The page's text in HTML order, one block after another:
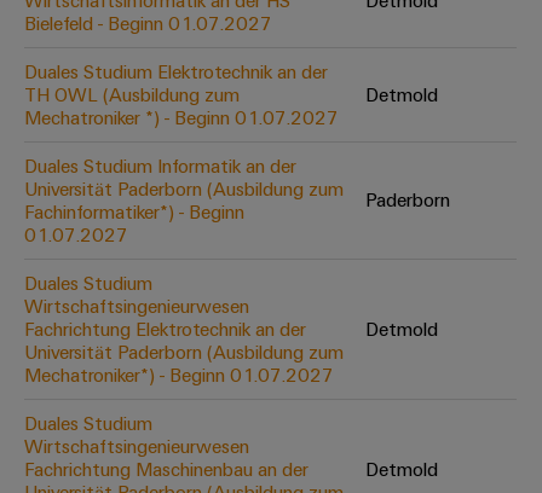
Abwasseraufbereitung
für
die
Wasser-
Abwasserindustrie
Wasserstoff
Wasserstoff
Schlüsseltechnologie
für
die
Energiewende
Effizienter
Betrieb
von
Werkzeuge
Automaten
Software
Markierer
Industriedrucker
Cabinet
Infrastructure
Assemblierungsservice
Bestückte
Bielefeld - Beginn 01.07.2027
Duales Studium Elektrotechnik an der
TH OWL (Ausbildung zum
Mechatroniker *) - Beginn 01.07.2027
Detmold
Duales Studium Informatik an der
Universität Paderborn (Ausbildung zum
Fachinformatiker*) - Beginn
01.07.2027
Paderborn
Duales Studium
Wirtschaftsingenieurwesen
Fachrichtung Elektrotechnik an der
Universität Paderborn (Ausbildung zum
Mechatroniker*) - Beginn 01.07.2027
Detmold
Duales Studium
Wirtschaftsingenieurwesen
Fachrichtung Maschinenbau an der
Detmold